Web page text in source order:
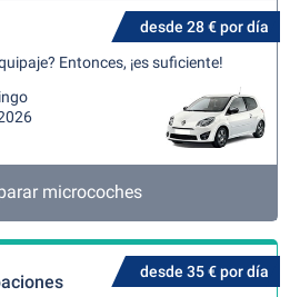
desde 28 € por día
Entonces, ¡es suficiente!
microcoches
desde 35 € por día